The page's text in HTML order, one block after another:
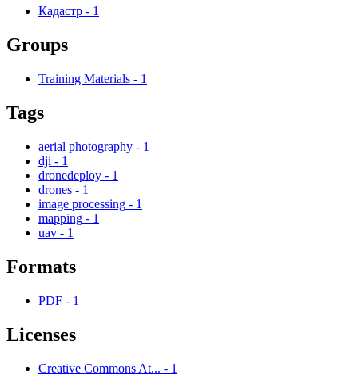
Кадастр - 1
Groups
Training Materials - 1
Tags
aerial photography - 1
dji - 1
dronedeploy - 1
drones - 1
image processing - 1
mapping - 1
uav - 1
Formats
PDF - 1
Licenses
Creative Commons At... - 1